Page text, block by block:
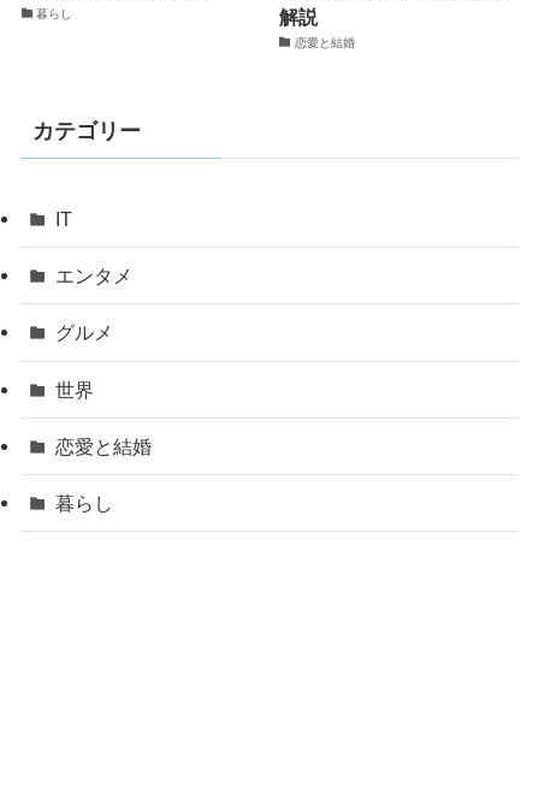
暮らし
解説
恋愛と結婚
カテゴリー
IT
エンタメ
グルメ
世界
恋愛と結婚
暮らし